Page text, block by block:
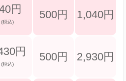
円
(税込)
500円 1,040円
円
(税込)
500円 2,930円